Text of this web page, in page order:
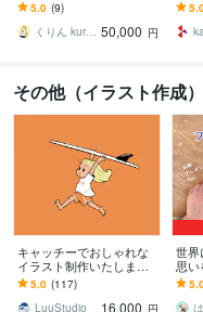
ダーメイド俯瞰図・アイ
ソメ図制作
5.0 (9)
くりん kurin_333 50,000 円
ン、
に！
その他（イラスト作成
キャッチーでおしゃれな
イラスト制作いたします
グッズ制作からプレゼン
トまで幅広い用途に対応
します
5.0 (117)
LuuStudio
16,000 円
世界
思い
しま
トに
みの